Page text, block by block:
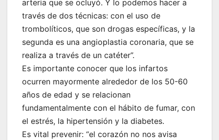
arteria que se ocluyó. Y lo podemos hacer a
través de dos técnicas: con el uso de
trombolíticos, que son drogas específicas, y la
segunda es una angioplastia coronaria, que se
realiza a través de un catéter”.
Es importante conocer que los infartos
ocurren mayormente alrededor de los 50-60
años de edad y se relacionan
fundamentalmente con el hábito de fumar, con
el estrés, la hipertensión y la diabetes.
Es vital prevenir: “el corazón no nos avisa